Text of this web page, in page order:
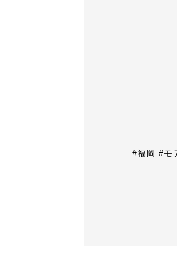
#福岡 #モ